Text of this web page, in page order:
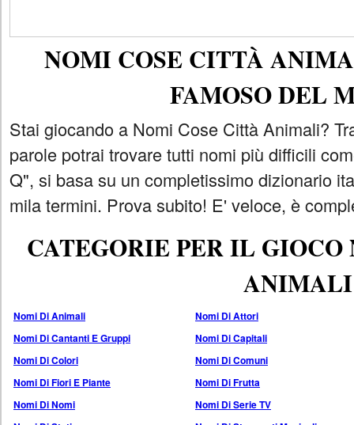
NOMI COSE CITTÀ
FAMOSO DEL
Stai giocando a Nomi Cose Città Animali?
parole potrai trovare tutti nomi più difficili
Q", si basa su un completissimo dizionario
mila termini. Prova subito! E' veloce, è
CATEGORIE PER IL
ANIMALI
Nomi Di Animali
Nomi Di Attori
Nomi Di Cantanti E Gruppi
Nomi Di Capitali
Nomi Di Colori
Nomi Di Comuni
Nomi Di Fiori E Piante
Nomi Di Frutta
Nomi Di Nomi
Nomi Di Serie TV